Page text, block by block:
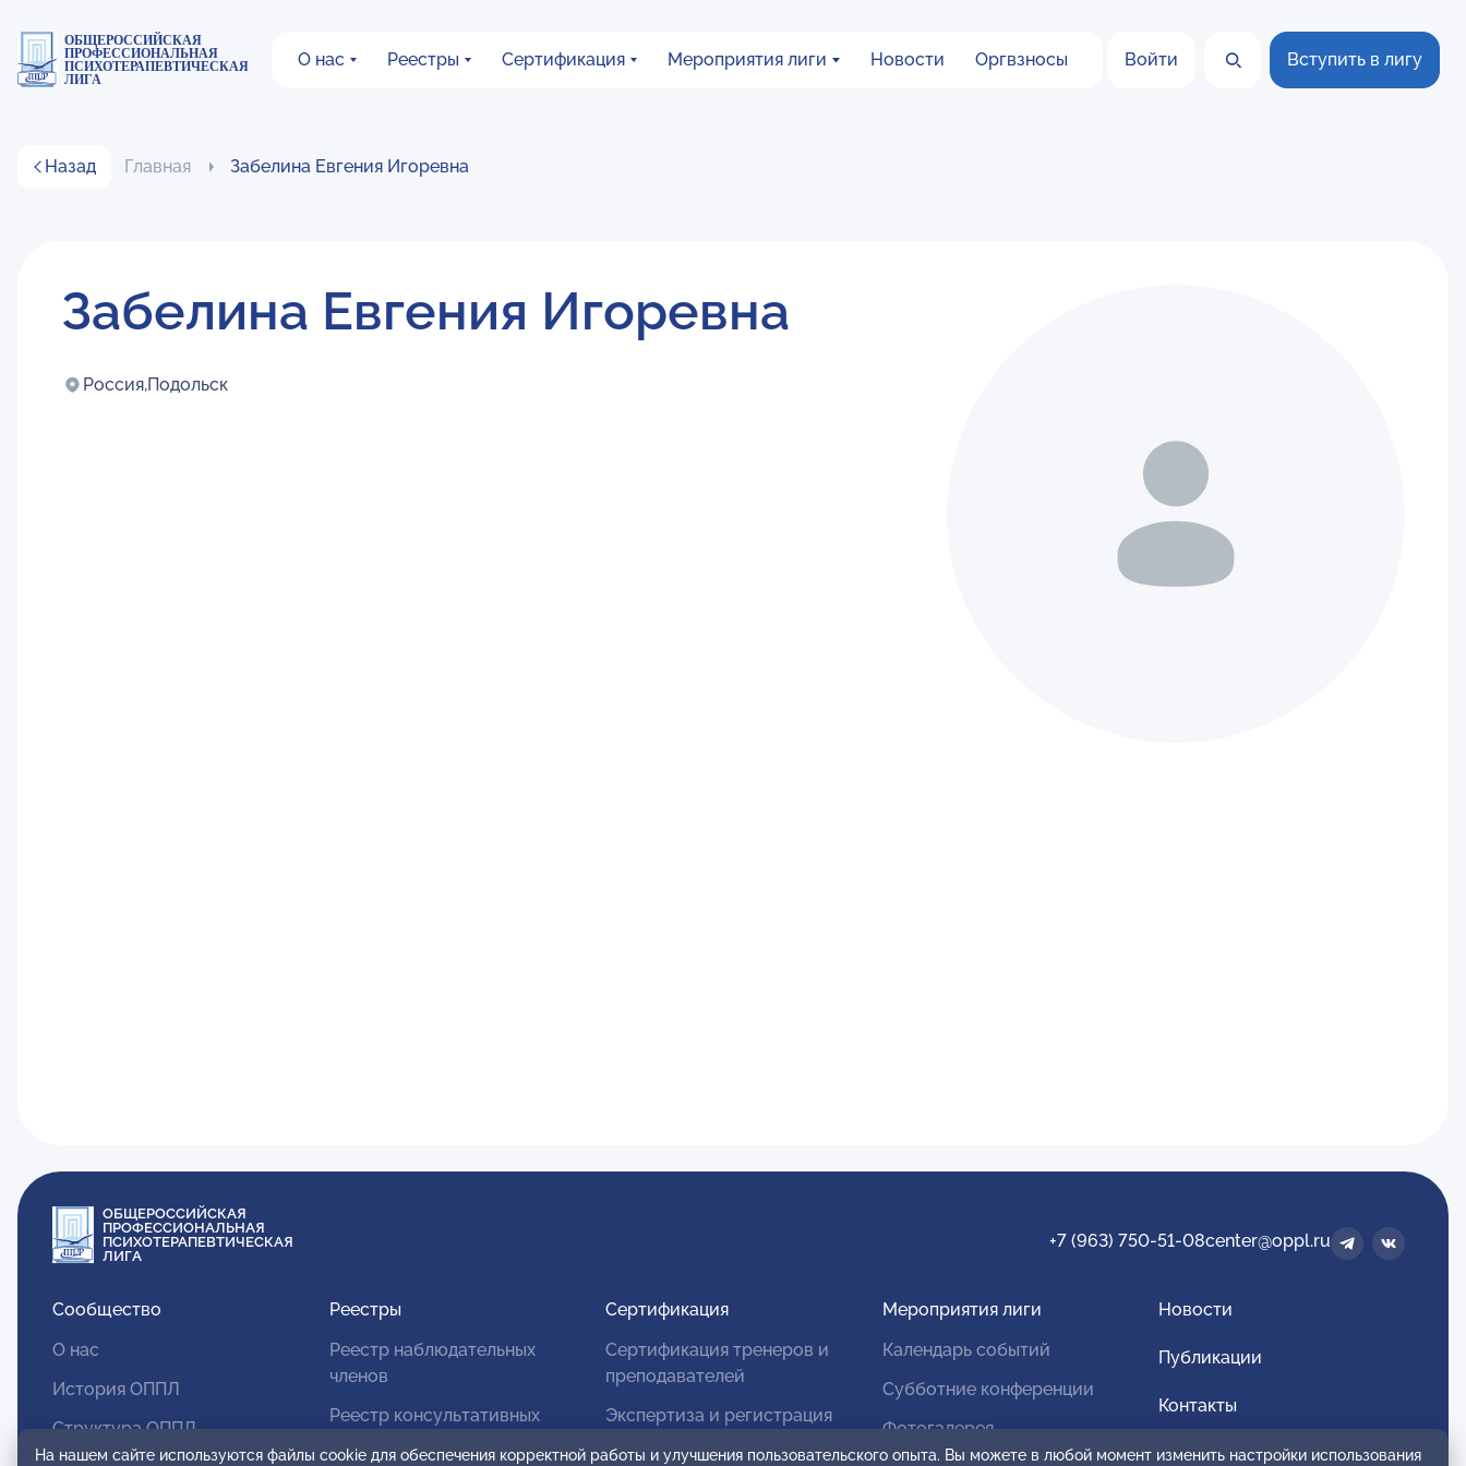
ОБЩЕРОССИЙСКАЯ
ПРОФЕССИОНАЛЬНАЯ
ПСИХОТЕРАПЕВТИЧЕСКАЯ
ЛИГА
О нас Реестры Сертификация Мероприятия лиги Новости Оргвзносы Войти Вступить в лигу
Назад Главная Забелина Евгения Игоревна
Забелина Евгения Игоревна
Россия,Подольск
ОБЩЕРОССИЙСКАЯ
ПРОФЕССИОНАЛЬНАЯ
ПСИХОТЕРАПЕВТИЧЕСКАЯ
ЛИГА
+7 (963) 750-51-08center@oppl.ru
Сообщество
О нас
История ОППЛ
Структура ОППЛ
Реестры
Реестр наблюдательных
членов
Реестр консультативных
Сертификация
Сертификация тренеров и
преподавателей
Экспертиза и регистрация
Мероприятия лиги
Календарь событий
Субботние конференции
Фотогалерея
Новости
Публикации
Контакты
Для спонсоров и партнеров
На нашем сайте используются файлы cookie для обеспечения корректной работы и улучшения пользовательского опыта. Вы можете в любой момент изменить настройки использования